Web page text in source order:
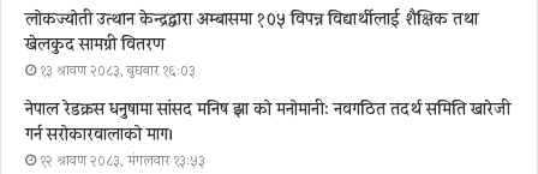
लोकज्योती उत्थान केन्द्रद्वारा अम्बासमा १०५ विपन्न विद्यार्थीलाई शैक्षिक तथा
खेलकुद सामग्री वितरण
१३ श्रावण २०८३, बुधबार १६:०३
नेपाल रेडक्रस धनुषामा सांसद मनिष झा को मनोमानी: नवगठित तदर्थ समिति खारेजी
गर्न सरोकारवालाको माग।
१२ श्रावण २०८३, मंगलवार १३:५३